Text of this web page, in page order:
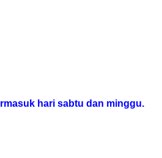
hari sabtu dan minggu.